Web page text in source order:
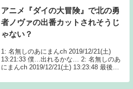
アニメ『ダイの大冒険』で北の勇
者ノヴァの出番カットされそうじ
ゃない？
1: 名無しのあにまんch 2019/12/21(土)
13:21:33 僕…出れるかな… 2: 名無しのあ
にまんch 2019/12/21(土) 13:23:48 最後ま
まんc Source: あ...